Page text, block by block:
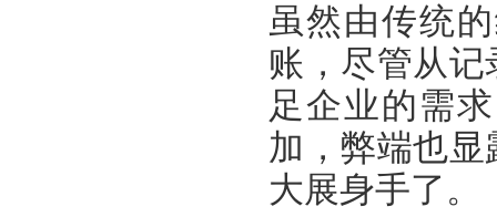
虽然由传统
账，尽管从记
足企业的需
加，弊端也
大展身手了。